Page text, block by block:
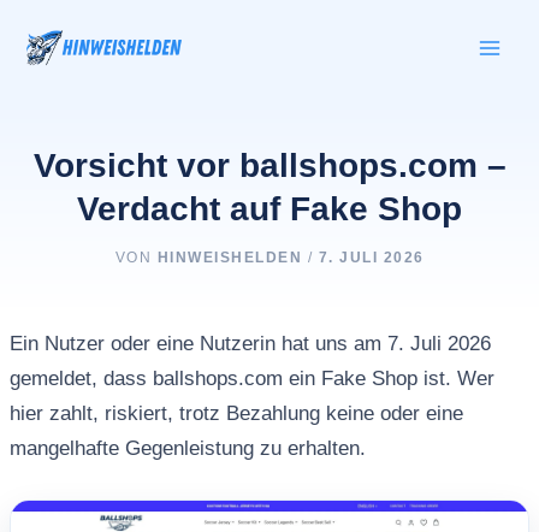
Inhalt
springen
Vorsicht vor ballshops.com –
Verdacht auf Fake Shop
VON HINWEISHELDEN / 7. JULI 2026
Ein Nutzer oder eine Nutzerin hat uns am 7. Juli 2026
gemeldet, dass ballshops.com ein Fake Shop ist. Wer
hier zahlt, riskiert, trotz Bezahlung keine oder eine
mangelhafte Gegenleistung zu erhalten.